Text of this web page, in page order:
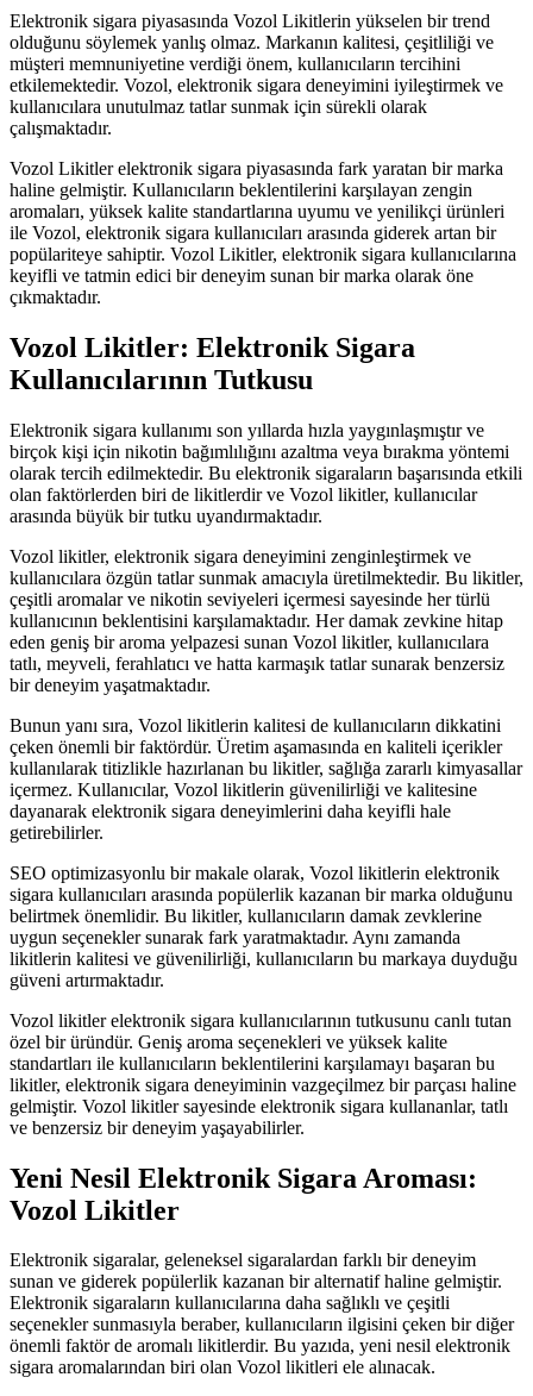
Elektronik sigara piyasasında Vozol Likitlerin yükselen bir trend
olduğunu söylemek yanlış olmaz. Markanın kalitesi, çeşitliliği ve
müşteri memnuniyetine verdiği önem, kullanıcıların tercihini
etkilemektedir. Vozol, elektronik sigara deneyimini iyileştirmek ve
kullanıcılara unutulmaz tatlar sunmak için sürekli olarak
çalışmaktadır.
Vozol Likitler elektronik sigara piyasasında fark yaratan bir marka
haline gelmiştir. Kullanıcıların beklentilerini karşılayan zengin
aromaları, yüksek kalite standartlarına uyumu ve yenilikçi ürünleri
ile Vozol, elektronik sigara kullanıcıları arasında giderek artan bir
popülariteye sahiptir. Vozol Likitler, elektronik sigara kullanıcılarına
keyifli ve tatmin edici bir deneyim sunan bir marka olarak öne
çıkmaktadır.
Vozol Likitler: Elektronik Sigara
Kullanıcılarının Tutkusu
Elektronik sigara kullanımı son yıllarda hızla yaygınlaşmıştır ve
birçok kişi için nikotin bağımlılığını azaltma veya bırakma yöntemi
olarak tercih edilmektedir. Bu elektronik sigaraların başarısında etkili
olan faktörlerden biri de likitlerdir ve Vozol likitler, kullanıcılar
arasında büyük bir tutku uyandırmaktadır.
Vozol likitler, elektronik sigara deneyimini zenginleştirmek ve
kullanıcılara özgün tatlar sunmak amacıyla üretilmektedir. Bu likitler,
çeşitli aromalar ve nikotin seviyeleri içermesi sayesinde her türlü
kullanıcının beklentisini karşılamaktadır. Her damak zevkine hitap
eden geniş bir aroma yelpazesi sunan Vozol likitler, kullanıcılara
tatlı, meyveli, ferahlatıcı ve hatta karmaşık tatlar sunarak benzersiz
bir deneyim yaşatmaktadır.
Bunun yanı sıra, Vozol likitlerin kalitesi de kullanıcıların dikkatini
çeken önemli bir faktördür. Üretim aşamasında en kaliteli içerikler
kullanılarak titizlikle hazırlanan bu likitler, sağlığa zararlı kimyasallar
içermez. Kullanıcılar, Vozol likitlerin güvenilirliği ve kalitesine
dayanarak elektronik sigara deneyimlerini daha keyifli hale
getirebilirler.
SEO optimizasyonlu bir makale olarak, Vozol likitlerin elektronik
sigara kullanıcıları arasında popülerlik kazanan bir marka olduğunu
belirtmek önemlidir. Bu likitler, kullanıcıların damak zevklerine
uygun seçenekler sunarak fark yaratmaktadır. Aynı zamanda
likitlerin kalitesi ve güvenilirliği, kullanıcıların bu markaya duyduğu
güveni artırmaktadır.
Vozol likitler elektronik sigara kullanıcılarının tutkusunu canlı tutan
özel bir üründür. Geniş aroma seçenekleri ve yüksek kalite
standartları ile kullanıcıların beklentilerini karşılamayı başaran bu
likitler, elektronik sigara deneyiminin vazgeçilmez bir parçası haline
gelmiştir. Vozol likitler sayesinde elektronik sigara kullananlar, tatlı
ve benzersiz bir deneyim yaşayabilirler.
Yeni Nesil Elektronik Sigara Aroması:
Vozol Likitler
Elektronik sigaralar, geleneksel sigaralardan farklı bir deneyim
sunan ve giderek popülerlik kazanan bir alternatif haline gelmiştir.
Elektronik sigaraların kullanıcılarına daha sağlıklı ve çeşitli
seçenekler sunmasıyla beraber, kullanıcıların ilgisini çeken bir diğer
önemli faktör de aromalı likitlerdir. Bu yazıda, yeni nesil elektronik
sigara aromalarından biri olan Vozol likitleri ele alınacak.